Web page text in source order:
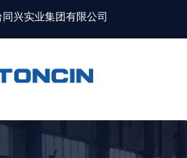
兴实业集团有限公司